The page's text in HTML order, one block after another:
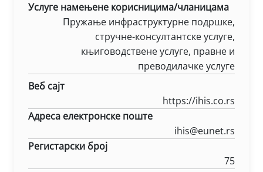
Услуге намењене корисницима/чланицама
Пружање инфраструктурне подршке,
стручне-консултантске услуге,
књиговодствене услуге, правне и
преводилачке услуге
Веб сајт
https://ihis.co.rs
Адреса електронске поште
ihis@eunet.rs
Регистарски број
75